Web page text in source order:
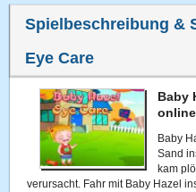
Spielbeschreibung &
Eye Care
Baby
Baby
Sand
kam
verursacht. Fahr mit Baby Hazel